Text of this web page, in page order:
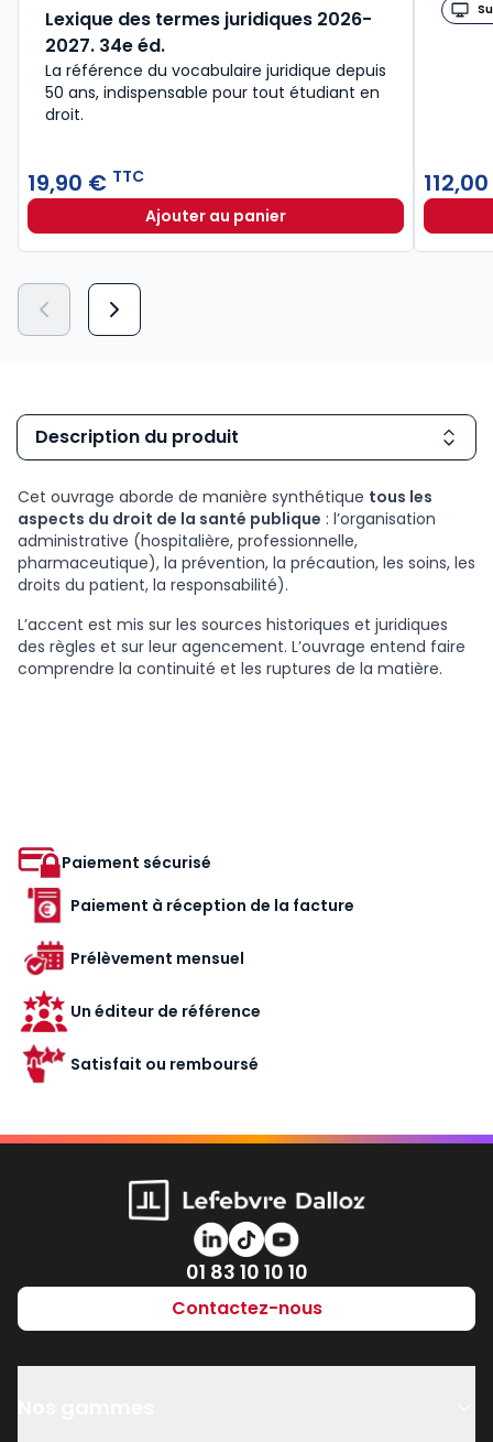
Lexique des termes juridiques 2026-
2027. 34e éd.
La référence du vocabulaire juridique depuis
50 ans, indispensable pour tout étudiant en
droit.​
19,90 € TTC
Ajouter au panierLexique des termes juridiques
Description du produit
Cet ouvrage aborde de manière synthétique tous les
aspects du droit de la santé publique : l’organisation
administrative (hospitalière, professionnelle,
pharmaceutique), la prévention, la précaution, les soins, les
droits du patient, la responsabilité).
L’accent est mis sur les sources historiques et juridiques
des règles et sur leur agencement. L’ouvrage entend faire
comprendre la continuité et les ruptures de la matière.
Paiement sécurisé
Paiement à réception de la facture
Prélèvement mensuel
Un éditeur de référence
Satisfait ou remboursé
Numéro de téléphone
01 83 10 10 10
Contactez-nous